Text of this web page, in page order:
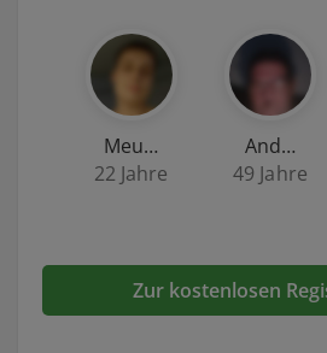
Meu…
22 Jahre
And…
49 Jahre
Zur kostenlosen